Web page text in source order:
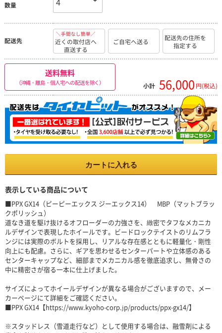
数量
配送先
＼手間なし簡単／
近くの取付店へ
直送する
ご自宅へ送る
配送先の住所を
指定する
送料無料
（沖縄・離島・個人宅への配送を除く） 小計 56,000 円(税込)
カートに入れる
表示している商品について
■PPX GX14（ピーピーエックス ジーエックス14） MBP（マットブラッ
クポリッシュ）
道なき道を駆け抜けるオフローダーの力強さを、緻密でタフなメカニカ
ルデザインで表現したホイールです。ビードロックテイストのリムフラ
ンジには実際のボルトを採用し、リアルな存在感とともに軽量化・剛性
向上にも配慮。さらに、ギアを思わせるセンターパートや立体感のある
センターキャップなど、細部までメカニカル感を徹底追求し、無骨さの
中に精密さが宿る一本に仕上げました。
サイズによってホイールデザインが異なる場合がございますので、メー
カーページにて詳細をご確認ください。
■PPX GX14【https://www.kyoho-corp.jp/products/ppx-gx14/】
※スタッドレス（雪道走行など）として使用する場合は、融雪剤による